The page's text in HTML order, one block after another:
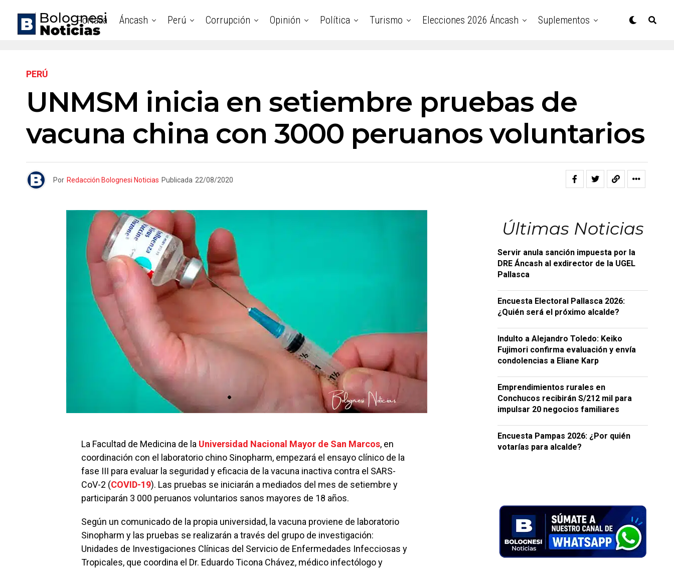
Portada Áncash Perú Corrupción Opinión Política Turismo Elecciones 2026 Áncash Suplementos
PERÚ
UNMSM inicia en setiembre pruebas de
vacuna china con 3000 peruanos voluntarios
Por Redacción Bolognesi Noticias Publicada 22/08/2020
La Facultad de Medicina de la Universidad Nacional Mayor de San Marcos, en
coordinación con el laboratorio chino Sinopharm, empezará el ensayo clínico de la
fase III para evaluar la seguridad y eficacia de la vacuna inactiva contra el SARS-
CoV-2 (COVID-19). Las pruebas se iniciarán a mediados del mes de setiembre y
participarán 3 000 peruanos voluntarios sanos mayores de 18 años.
Según un comunicado de la propia universidad, la vacuna proviene de laboratorio
Sinopharm y las pruebas se realizarán a través del grupo de investigación:
Unidades de Investigaciones Clínicas del Servicio de Enfermedades Infecciosas y
Tropicales, que coordina el Dr. Eduardo Ticona Chávez, médico infectólogo y
Últimas Noticias
Servir anula sanción impuesta por la
DRE Áncash al exdirector de la UGEL
Pallasca
Encuesta Electoral Pallasca 2026:
¿Quién será el próximo alcalde?
Indulto a Alejandro Toledo: Keiko
Fujimori confirma evaluación y envía
condolencias a Eliane Karp
Emprendimientos rurales en
Conchucos recibirán S/212 mil para
impulsar 20 negocios familiares
Encuesta Pampas 2026: ¿Por quién
votarías para alcalde?